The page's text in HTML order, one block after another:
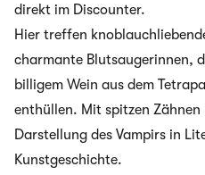
direkt im Discounter.
Hier treffen
charmante Blutsaugerinnen,
billigem Wein aus dem
enthüllen. Mit spitzen
Darstellung des Vampirs in
Kunstgeschichte.